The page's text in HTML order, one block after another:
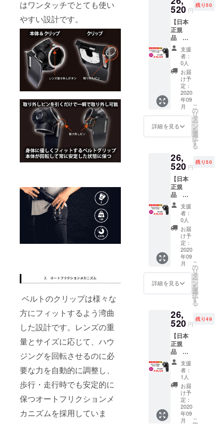
はワンタッチでとても使い
やすい設計です。
ベルトのクリップは様々な
方にフィットするよう湾曲
した設計です。レンズの重
量とサイズに応じて、ハウ
ジングを回転させるのに必
要な力を自動的に調整し、
歩行・走行時でも安定的に
保つオートフリクションメ
カニズムを採用していま
個 ※国
内配送
のみ
送料込
みの価
格と
なって
おりま
す。
配送予
定日 9
月下旬
富
士Xマウ
ント用
1個 ▶︎
配送内
容
Trilens
富
士Xマウ
ント用
1個 ※一
般販売
予定価
格 定
価
31200
のみ
送料込
みの価
格と
なって
おりま
す。
配送予
定日 9
月下旬
520 円
残り50
【日本
正規
品
Trilens
マ
イクロ
フォー
サーズ
マウン
ト用】
CAMPF
IRE 限
定
15%OF
F →
26520
円
50名様
Trilens
マ
イクロ
フォー
サーズ
マウン
ト用 1
個 ▶︎配
送内容
Trilens
マ
イクロ
フォー
サーズ
マウン
予定価
格 定
価
31200
円 1
個 ※国
内配送
のみ
送料込
みの価
格と
なって
おりま
す。
支援
者：
0人
お届
け予
定：
2020
年09
月
詳細を見る
こ
の
リ
タ
ー
ン
を
選
択
す
る
26,
520 円
残り50
【日本
正規
品
Trilens
ペ
ンタッ
クスKマ
ウント
用】
CAMPF
IRE 限
15%OF
F →
26520
50名様
Trilens
ペ
ンタッ
クスKマ
ウント
用 1個
▶︎配送
内容
Trilens
ペ
ンタッ
クスKマ
ウント
支援
者：
0人
お届
け予
定：
2020
年09
月
詳細を見る
こ
の
リ
タ
ー
ン
を
選
択
す
る
26,
520 円
残り49
【日本
正規
品
Trilens
キ
ヤノン
EF/EF-s
マウン
ト用】
CAMPF
IRE 限
支援
者：
1人
お届
け予
定：
2020
年09
月
こ